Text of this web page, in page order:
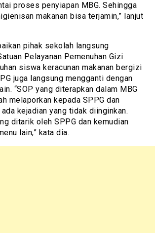
proses penyiapan MBG. Sehingga
makanan bisa terjamin,” lanjut
pihak sekolah langsung
Pelayanan Pemenuhan Gizi
siswa keracunan makanan bergizi
juga langsung mengganti dengan
“SOP yang diterapkan dalam MBG
melaporkan kepada SPPG dan
kejadian yang tidak diinginkan.
ditarik oleh SPPG dan kemudian
lain,” kata dia.